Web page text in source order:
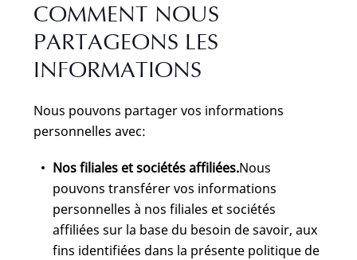
COMMENT NOUS
PARTAGEONS LES
INFORMATIONS
Nous pouvons partager vos informations
personnelles avec:
Nos filiales et sociétés affiliées.Nous
pouvons transférer vos informations
personnelles à nos filiales et sociétés
affiliées sur la base du besoin de savoir, aux
fins identifiées dans la présente politique de